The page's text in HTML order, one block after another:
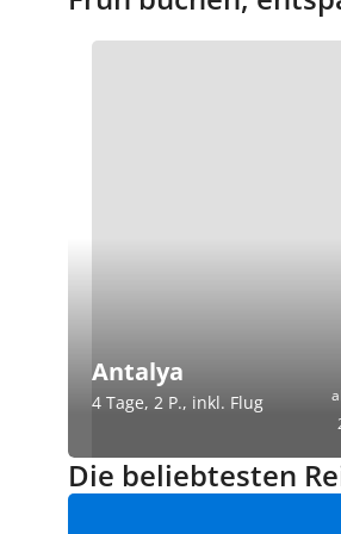
Antalya
4 Tage, 2 P., inkl. Flug
Die beliebtesten